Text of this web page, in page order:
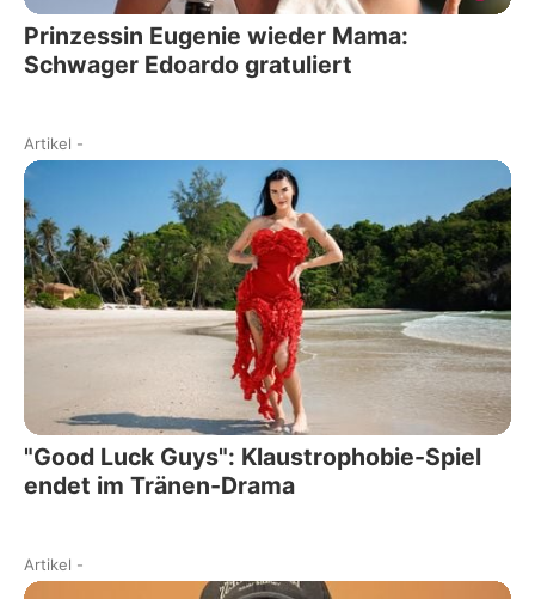
Prinzessin Eugenie wieder Mama:
Schwager Edoardo gratuliert
Artikel -
"Good Luck Guys": Klaustrophobie-Spiel
endet im Tränen-Drama
Artikel -